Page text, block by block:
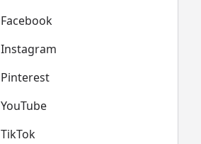
Facebook
Instagram
Pinterest
YouTube
TikTok